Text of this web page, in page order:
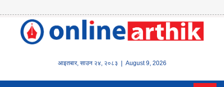
आइतबार, साउन २४, २०८३ | August 9, 2026
होम